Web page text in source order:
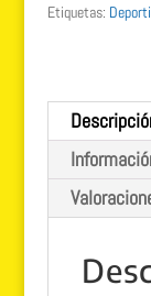
Etiquetas: